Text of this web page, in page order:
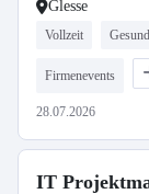
Glesse
Vollzeit
Firmenevents
28.07.2026
IT